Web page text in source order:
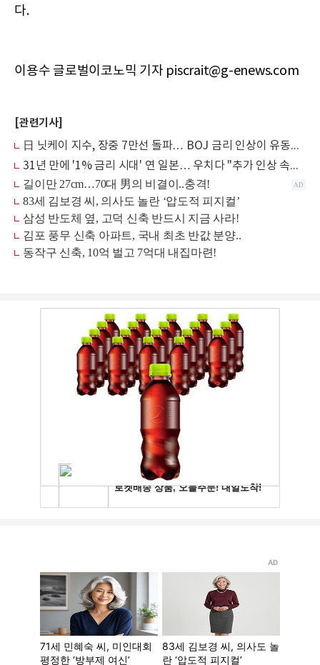
다.
이용수 글로벌이코노믹 기자 piscrait@g-enews.com
[관련기사]
日 닛케이 지수, 장중 7만선 돌파… BOJ 금리 인상이 유동성 랠리 자극
31년 만에 '1% 금리 시대' 연 일본… 우치다 "추가 인상 속도, 중동 정세가 최대 변수“